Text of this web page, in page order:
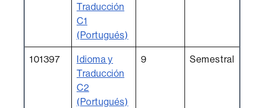
Traducción
C1
(Portugués)
101397
Idioma y
Traducción
C2
(Portugués)
9 Semestral